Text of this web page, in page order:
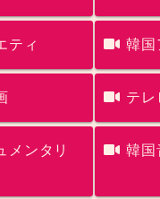
ティ 韓国
テレ
メンタリ
韓国